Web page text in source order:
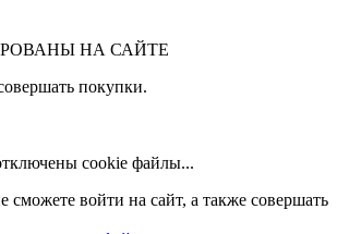
НА САЙТЕ
покупки.
cookie файлы...
сможете войти на сайт, а также совершать